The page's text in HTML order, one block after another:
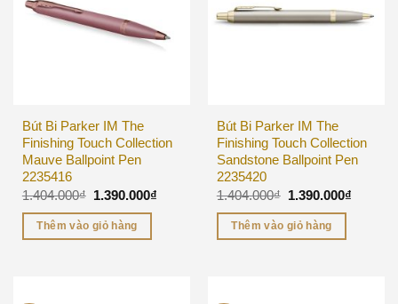
Bút Bi Parker IM The
Finishing Touch Collection
Mauve Ballpoint Pen
2235416
1.404.000₫ 1.390.000₫
Thêm vào giỏ hàng
Bút Bi Parker IM The
Finishing Touch Collection
Sandstone Ballpoint Pen
2235420
1.404.000₫ 1.390.000₫
Thêm vào giỏ hàng